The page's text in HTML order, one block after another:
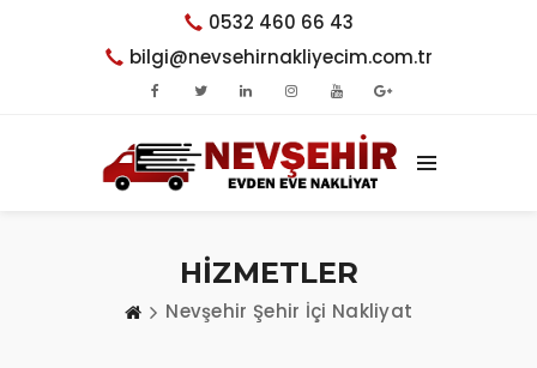
0532 460 66 43
bilgi@nevsehirnakliyecim.com.tr
HİZMETLER
Nevşehir Şehir İçi Nakliyat